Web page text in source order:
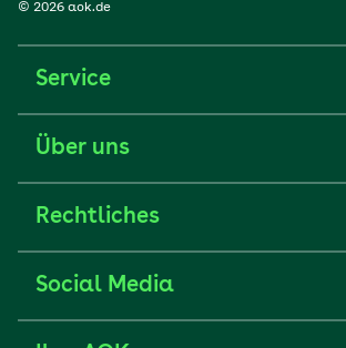
© 2026 aok.de
Service
Über uns
Rechtliches
Social Media